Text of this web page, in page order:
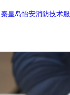
秦皇岛怡安消防技术